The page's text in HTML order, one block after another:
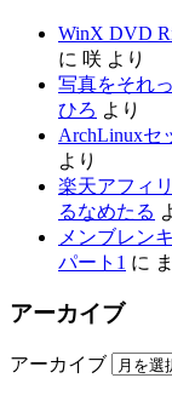
WinX DVD
に 咲 より
写真をそれ
ひろ より
ArchLinuxセ
より
楽天アフィ
るなめたる
メンブレン
パート1 に
アーカイブ
アーカイブ